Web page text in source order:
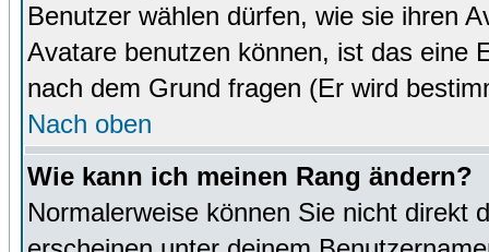
Benutzer wählen dürfen, wie sie ihren
Avatare benutzen können, ist das eine
nach dem Grund fragen (Er wird
Nach oben
Wie kann ich meinen Rang ändern?
Normalerweise können Sie nicht direkt